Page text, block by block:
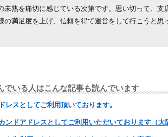
未熟を痛切に感じている次第です。思い切って、
の満足度を上げ、信頼を得て運営をして行こうと
でいる人はこんな記事も読んでいます
レスとしてご利用頂いております。
ンドアドレスとしてご利用いただいております（大